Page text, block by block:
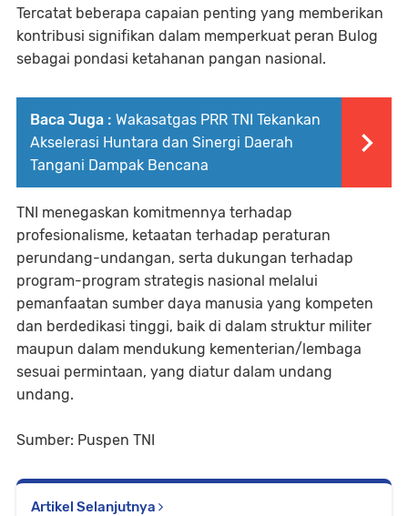
Tercatat beberapa capaian penting yang memberikan
kontribusi signifikan dalam memperkuat peran Bulog
sebagai pondasi ketahanan pangan nasional.
Baca Juga : Wakasatgas PRR TNI Tekankan
Akselerasi Huntara dan Sinergi Daerah
Tangani Dampak Bencana
TNI menegaskan komitmennya terhadap
profesionalisme, ketaatan terhadap peraturan
perundang-undangan, serta dukungan terhadap
program-program strategis nasional melalui
pemanfaatan sumber daya manusia yang kompeten
dan berdedikasi tinggi, baik di dalam struktur militer
maupun dalam mendukung kementerian/lembaga
sesuai permintaan, yang diatur dalam undang
undang.
Sumber: Puspen TNI
Artikel Selanjutnya